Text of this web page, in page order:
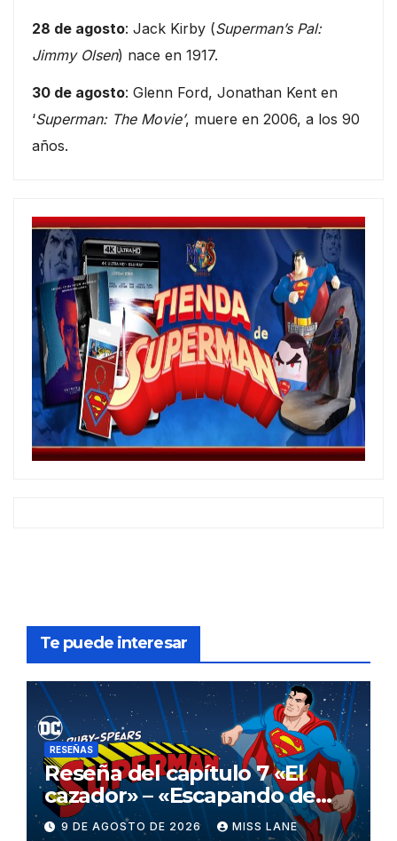
28 de agosto: Jack Kirby (Superman’s Pal:
Jimmy Olsen) nace en 1917.
30 de agosto: Glenn Ford, Jonathan Kent en
‘Superman: The Movie’, muere en 2006, a los 90
años.
Te puede interesar
RESEÑAS
Reseña del capítulo 7 «El
cazador» – «Escapando de
casa» de «Superman»
9 DE AGOSTO DE 2026 MISS LANE